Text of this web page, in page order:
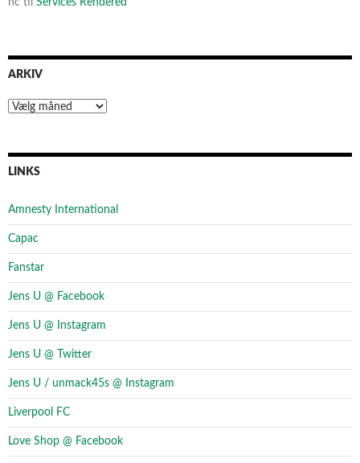
nc til Services Rendered
ARKIV
Arkiv
LINKS
Amnesty International
Capac
Fanstar
Jens U @ Facebook
Jens U @ Instagram
Jens U @ Twitter
Jens U / unmack45s @ Instagram
Liverpool FC
Love Shop @ Facebook